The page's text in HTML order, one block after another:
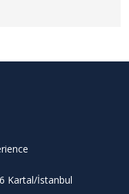
Kartal/İstanbul